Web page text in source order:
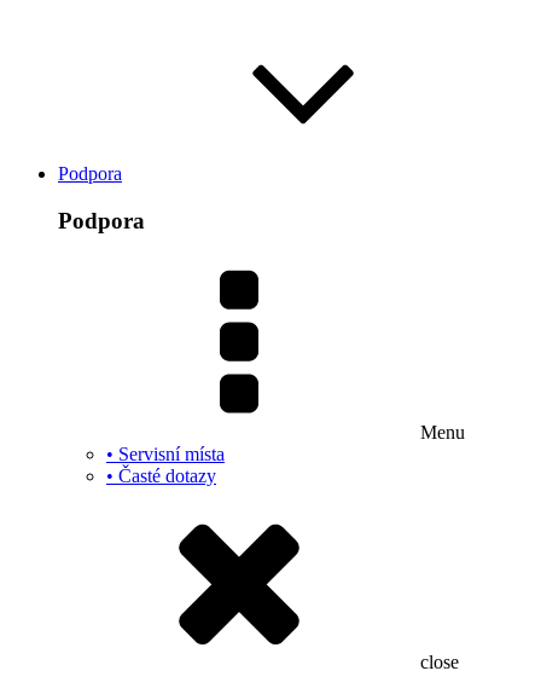
Podpora
Podpora
Menu
• Servisní místa
• Časté dotazy
close